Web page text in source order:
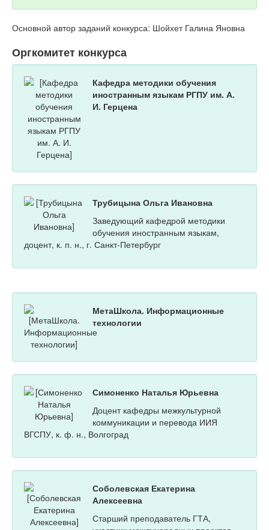
Основной автор заданий конкурса: Шойхет Галина Яновна
Оргкомитет конкурса
Кафедра методики обучения
иностранным языкам РГПУ им. А.
И. Герцена
Трубицына Ольга Ивановна
Заведующий кафедрой методики
обучения иностранным языкам,
доцент, к. п. н., г. Санкт-Петербург
МетаШкола. Информационные
технологии
Симоненко Наталья Юрьевна
Доцент кафедры межкультурной
коммуникации и перевода ИИЯ
ВГСПУ, к. ф. н., Волгоград
Соболевская Екатерина
Алексеевна
Старший преподаватель ГТА,